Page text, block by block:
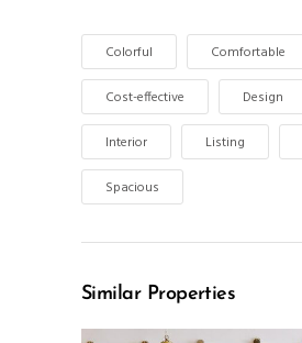
Colorful Comfortable
Cost-effective Design
Interior Listing
Spacious
Similar Properties